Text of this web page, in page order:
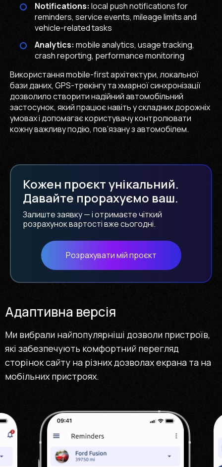
Notifications: local push notifications for
reminders, service events, mileage limits and
vehicle-related tasks
Analytics: mobile analytics, usage tracking,
crash reporting, performance monitoring
Використання mobile-first архітектури, локальної
бази даних, GPS-трекінгу та хмарної синхронізації
дозволило створити надійний автомобільний
застосунок, який працює навіть у складних дорожніх
умовах і допомагає користувачу контролювати
кожну важливу подію, пов’язану з автомобілем.
Кожен проєкт унікальний.
Давайте прорахуємо ваш.
Залиште заявку — і отримаєте чіткий
розрахунок вартості вже сьогодні.
Розрахувати мій проєкт
Адаптивна версія
Ми вибрали найпопулярніші дозволи пристроїв,
які забезпечують комфортний перегляд
сторінок сайту на різних дозволах екрана та на
мобільних пристроях.